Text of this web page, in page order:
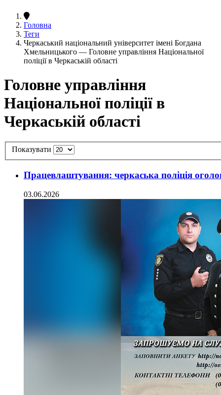
Головна
Теги
Черкаський національний університет імені Богдана
Хмельницького — Головне управління Національної
поліції в Черкаській області
Головне управління
Національної поліції в
Черкаській області
Показувати
Працевлаштування: черкаська поліція
03.06.2026